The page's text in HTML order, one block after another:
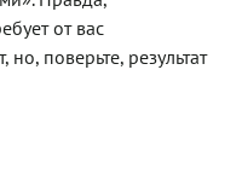
от вас
поверьте, результат